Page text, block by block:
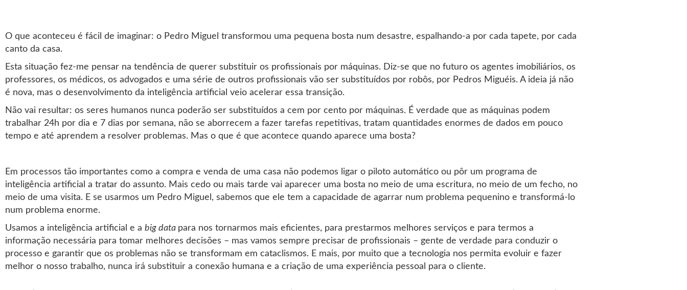
O que aconteceu é fácil de imaginar: o Pedro Miguel transformou uma pequena bosta num desastre, espalhando-a por cada tapete, por cada
canto da casa.
Esta situação fez-me pensar na tendência de querer substituir os profissionais por máquinas. Diz-se que no futuro os agentes imobiliários, os
professores, os médicos, os advogados e uma série de outros profissionais vão ser substituídos por robôs, por Pedros Miguéis. A ideia já não
é nova, mas o desenvolvimento da inteligência artificial veio acelerar essa transição.
Não vai resultar: os seres humanos nunca poderão ser substituídos a cem por cento por máquinas. É verdade que as máquinas podem
trabalhar 24h por dia e 7 dias por semana, não se aborrecem a fazer tarefas repetitivas, tratam quantidades enormes de dados em pouco
tempo e até aprendem a resolver problemas. Mas o que é que acontece quando aparece uma bosta?
Em processos tão importantes como a compra e venda de uma casa não podemos ligar o piloto automático ou pôr um programa de
inteligência artificial a tratar do assunto. Mais cedo ou mais tarde vai aparecer uma bosta no meio de uma escritura, no meio de um fecho, no
meio de uma visita. E se usarmos um Pedro Miguel, sabemos que ele tem a capacidade de agarrar num problema pequenino e transformá-lo
num problema enorme.
Usamos a inteligência artificial e a big data para nos tornarmos mais eficientes, para prestarmos melhores serviços e para termos a
informação necessária para tomar melhores decisões – mas vamos sempre precisar de profissionais – gente de verdade para conduzir o
processo e garantir que os problemas não se transformam em cataclismos. E mais, por muito que a tecnologia nos permita evoluir e fazer
melhor o nosso trabalho, nunca irá substituir a conexão humana e a criação de uma experiência pessoal para o cliente.